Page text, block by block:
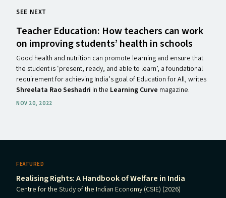
SEE NEXT
Teacher Education: How teachers can work
on improving students’ health in schools
Good health and nutrition can promote learning and ensure that
the student is ​‘present, ready, and able to learn’, a foundational
requirement for achieving India’s goal of Education for All, writes
Shreelata Rao Seshadri in the Learning Curve magazine.
NOV 20, 2022
FEATURED
Realising Rights: A Handbook of Welfare in India
Centre for the Study of the Indian Economy (CSIE) (2026)